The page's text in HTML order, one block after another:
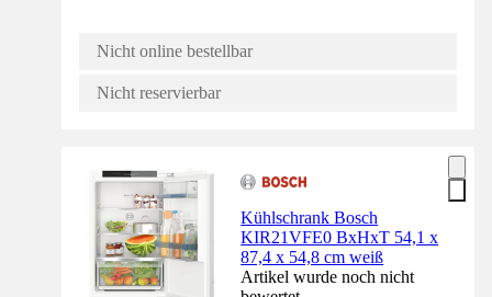
Nicht online bestellbar
Nicht reservierbar
Kühlschrank Bosch
KIR21VFE0 BxHxT 54,1 x
87,4 x 54,8 cm weiß
Artikel wurde noch nicht